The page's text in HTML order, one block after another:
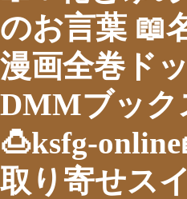
のお言葉 📖
漫画全巻ド
DMMブック
🍮ksfg-
取り寄せス